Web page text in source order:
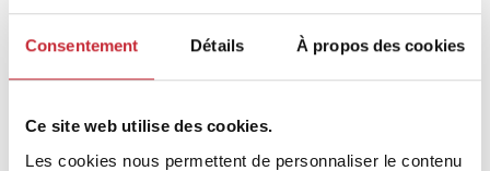
Consentement Détails À propos des cookies
Ce site web utilise des cookies.
Les cookies nous permettent de personnaliser le contenu
Trouvez votre revendeur le
réseau.